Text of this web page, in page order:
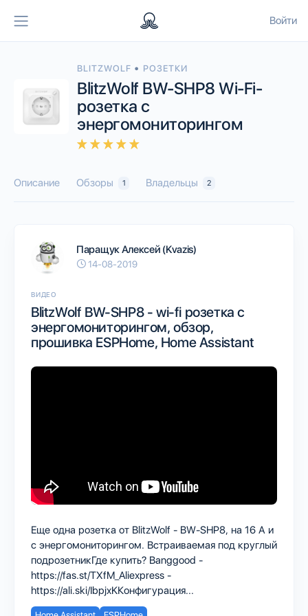
Войти
BLITZWOLF • РОЗЕТКИ
BlitzWolf BW-SHP8 Wi-Fi-
розетка с
энергомониторингом
Описание Обзоры 1 Владельцы 2
Паращук Алексей (Kvazis)
14-08-2019
ВИДЕО
BlitzWolf BW-SHP8 - wi-fi розетка с
энергомониторингом, обзор,
прошивка ESPHome, Home Assistant
Еще одна розетка от BlitzWolf - BW-SHP8, на 16 А и
с энергомониторингом. Встраиваемая под круглый
подрозетникГде купить? Banggood -
https://fas.st/TXfM_Aliexpress -
https://ali.ski/IbpjxKКонфигурация...